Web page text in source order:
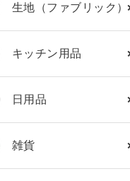
生地（ファブリック）
キッチン用品
日用品
雑貨